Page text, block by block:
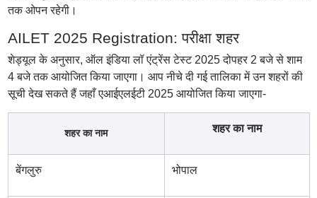
तक ओपन रहेगी।
AILET 2025 Registration: परीक्षा शहर
शेड्यूल के अनुसार, ऑल इंडिया लॉ एंट्रेंस टेस्ट 2025 दोपहर 2 बजे से शाम
4 बजे तक आयोजित किया जाएगा। आप नीचे दी गई तालिका में उन शहरों की
सूची देख सकते हैं जहाँ एआईएलईटी 2025 आयोजित किया जाएगा-
शहर का नाम शहर का नाम
बेंगलुरु भोपाल